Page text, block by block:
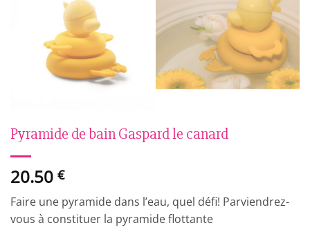
Pyramide de bain Gaspard le canard
20.50 €
Faire une pyramide dans l’eau, quel défi! Parviendrez-
vous à constituer la pyramide flottante